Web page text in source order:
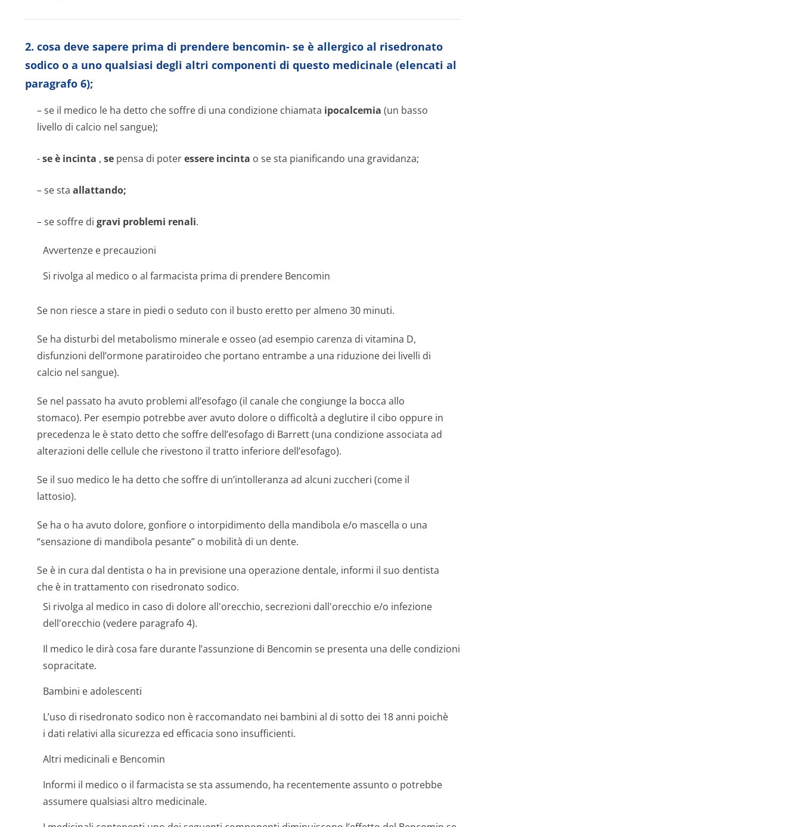
2. cosa deve sapere prima di prendere bencomin- se è allergico al risedronato
sodico o a uno qualsiasi degli altri componenti di questo medicinale (elencati al
paragrafo 6);
– se il medico le ha detto che soffre di una condizione chiamata ipocalcemia (un basso
livello di calcio nel sangue);
-se è incinta , se pensa di poteressere incinta o se sta pianificando una gravidanza;
– se sta allattando;
– se soffre di gravi problemi renali.
Avvertenze e precauzioni
Si rivolga al medico o al farmacista prima di prendere Bencomin
Se non riesce a stare in piedi o seduto con il busto eretto per almeno 30 minuti.
Se ha disturbi del metabolismo minerale e osseo (ad esempio carenza di vitamina D,
disfunzioni dell’ormone paratiroideo che portano entrambe a una riduzione dei livelli di
calcio nel sangue).
Se nel passato ha avuto problemi all’esofago (il canale che congiunge la bocca allo
stomaco). Per esempio potrebbe aver avuto dolore o difficoltà a deglutire il cibo oppure in
precedenza le è stato detto che soffre dell’esofago di Barrett (una condizione associata ad
alterazioni delle cellule che rivestono il tratto inferiore dell’esofago).
Se il suo medico le ha detto che soffre di un’intolleranza ad alcuni zuccheri (come il
lattosio).
Se ha o ha avuto dolore, gonfiore o intorpidimento della mandibola e/o mascella o una
“sensazione di mandibola pesante” o mobilità di un dente.
Se è in cura dal dentista o ha in previsione una operazione dentale, informi il suo dentista
che è in trattamento con risedronato sodico.
Si rivolga al medico in caso di dolore all'orecchio, secrezioni dall'orecchio e/o infezione
dell'orecchio (vedere paragrafo 4).
Il medico le dirà cosa fare durante l’assunzione di Bencomin se presenta una delle condizioni
sopracitate.
Bambini e adolescenti
L’uso di risedronato sodico non è raccomandato nei bambini al di sotto dei 18 anni poichè
i dati relativi alla sicurezza ed efficacia sono insufficienti.
Altri medicinali e Bencomin
Informi il medico o il farmacista se sta assumendo, ha recentemente assunto o potrebbe
assumere qualsiasi altro medicinale.